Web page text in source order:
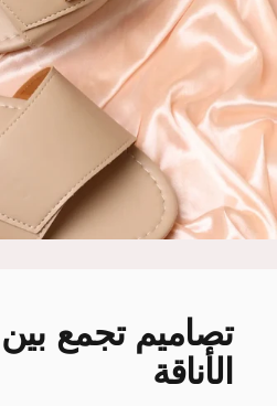
تصاميمتجمعبين
الأناقة